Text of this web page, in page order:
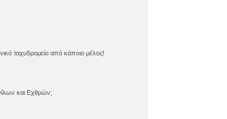
ταχυδρομείο από κάποιο μέλος!
και Εχθρών;